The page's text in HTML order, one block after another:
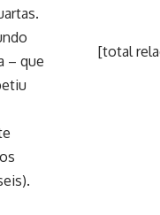
– que
[total